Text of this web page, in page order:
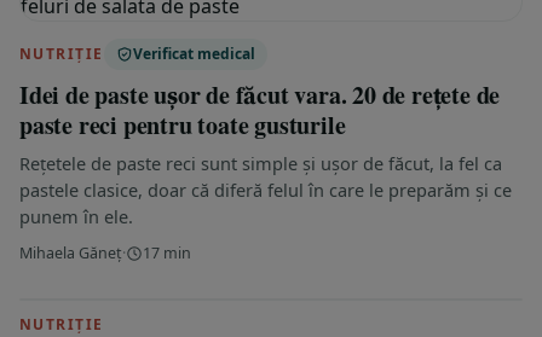
NUTRIȚIE Verificat medical
Idei de paste ușor de făcut vara. 20 de rețete de
paste reci pentru toate gusturile
Rețetele de paste reci sunt simple și ușor de făcut, la fel ca
pastele clasice, doar că diferă felul în care le preparăm și ce
punem în ele.
Mihaela Găneț· 17 min
NUTRIȚIE